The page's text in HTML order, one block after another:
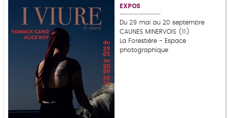
EXPOS
Du 29 mai au 20 septembre
CAUNES MINERVOIS (11)
La Forestière - Espace
photographique